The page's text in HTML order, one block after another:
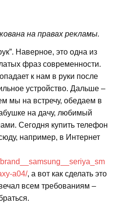
на правах рекламы.
Наверное, это одна из
фраз современности.
к нам в руки после
устройство. Дальше –
мы на встречу, обедаем в
на дачу, любимый
Сегодня купить телефон
например, в Интернет
a04/, а вот как сделать это
всем требованиям –